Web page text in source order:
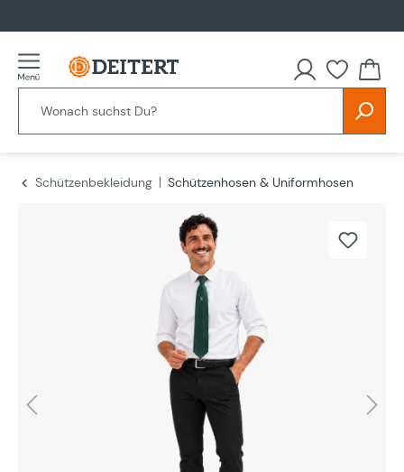
Schützenbekleidung
Schützenhosen & Uniformhosen